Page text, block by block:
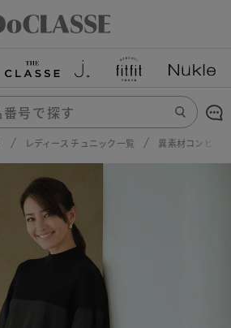
レディース チュニック一覧 異素材コンビ・